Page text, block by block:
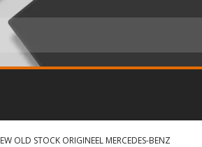
OLD STOCK ORIGINEEL MERCEDES-BENZ